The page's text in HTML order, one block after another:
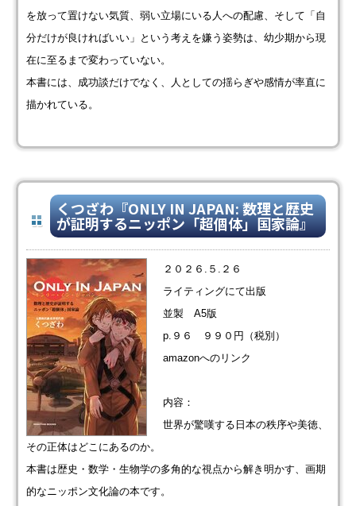
を放って置けない気質、弱い立場にいる人への配慮、そして「自
分だけが良ければいい」という考えを嫌う姿勢は、幼少期から現
在に至るまで変わっていない。
本書には、成功談だけでなく、人としての揺らぎや感情が率直に
描かれている。
くつざわ『ONLY IN JAPAN: 数理と歴史
が証明するニッポン「超個体」国家論』
２０２６.５.２６
ライティングにて出版
並製 A5版
p.９６ ９９０円（税別）
amazonへのリンク
内容：
世界が驚嘆する日本の秩序や美徳、
その正体はどこにあるのか。
本書は歴史・数学・生物学の多角的な視点から解き明かす、画期
的なニッポン文化論の本です。